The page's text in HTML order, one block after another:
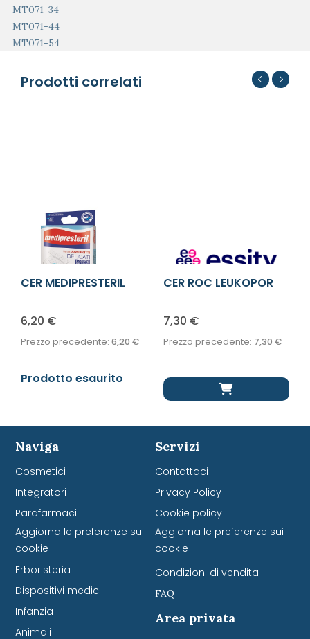
MT071-34
MT071-44
MT071-54
Prodotti correlati
CER MEDIPRESTERIL
6,20 €
Prezzo precedente: 6,20 €
Prodotto esaurito
CER ROC LEUKOPOR
7,30 €
Prezzo precedente: 7,30 €
Naviga
Cosmetici
Integratori
Parafarmaci
Aggiorna le preferenze sui
cookie
Erboristeria
Dispositivi medici
Infanzia
Animali
Servizi
Contattaci
Privacy Policy
Cookie policy
Aggiorna le preferenze sui
cookie
Condizioni di vendita
FAQ
Area privata